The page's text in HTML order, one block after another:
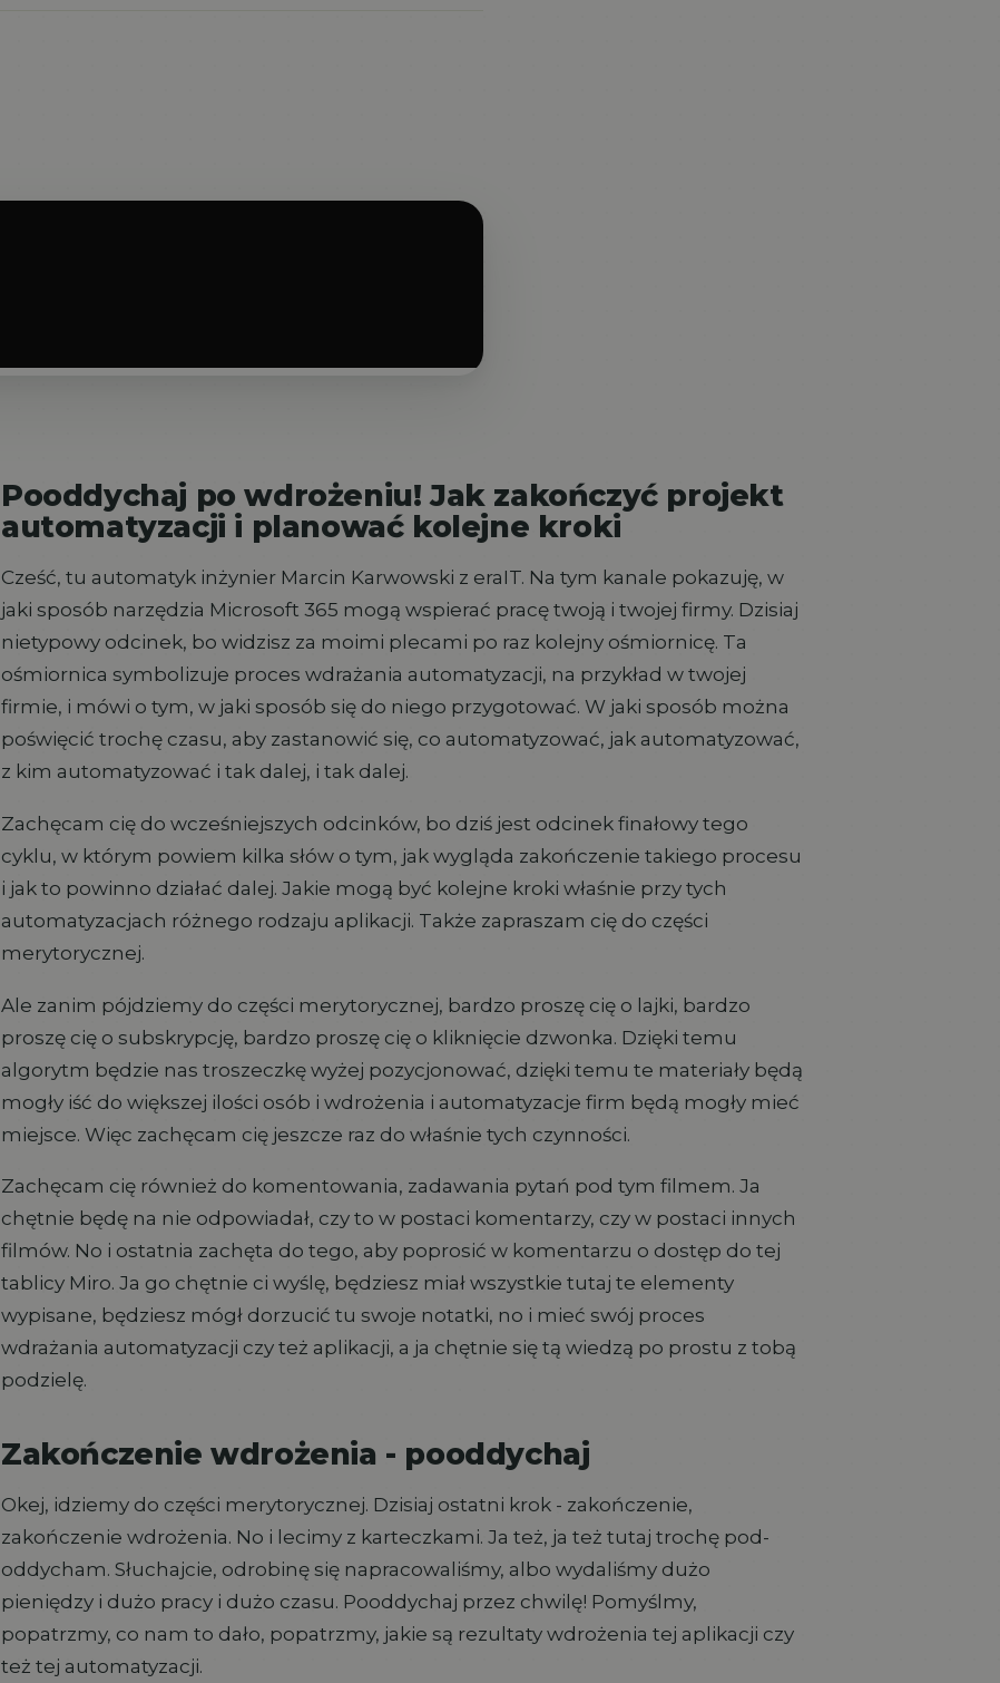
Pooddychaj po wdrożeniu! Jak zakończyć projekt
automatyzacji i planować kolejne kroki
Cześć, tu automatyk inżynier Marcin Karwowski z eraIT. Na tym kanale pokazuję, w
jaki sposób narzędzia Microsoft 365 mogą wspierać pracę twoją i twojej firmy. Dzisiaj
nietypowy odcinek, bo widzisz za moimi plecami po raz kolejny ośmiornicę. Ta
ośmiornica symbolizuje proces wdrażania automatyzacji, na przykład w twojej
firmie, i mówi o tym, w jaki sposób się do niego przygotować. W jaki sposób można
poświęcić trochę czasu, aby zastanowić się, co automatyzować, jak automatyzować,
z kim automatyzować i tak dalej, i tak dalej.
Zachęcam cię do wcześniejszych odcinków, bo dziś jest odcinek finałowy tego
cyklu, w którym powiem kilka słów o tym, jak wygląda zakończenie takiego procesu
i jak to powinno działać dalej. Jakie mogą być kolejne kroki właśnie przy tych
automatyzacjach różnego rodzaju aplikacji. Także zapraszam cię do części
merytorycznej.
Ale zanim pójdziemy do części merytorycznej, bardzo proszę cię o lajki, bardzo
proszę cię o subskrypcję, bardzo proszę cię o kliknięcie dzwonka. Dzięki temu
algorytm będzie nas troszeczkę wyżej pozycjonować, dzięki temu te materiały będą
mogły iść do większej ilości osób i wdrożenia i automatyzacje firm będą mogły mieć
miejsce. Więc zachęcam cię jeszcze raz do właśnie tych czynności.
Zachęcam cię również do komentowania, zadawania pytań pod tym filmem. Ja
chętnie będę na nie odpowiadał, czy to w postaci komentarzy, czy w postaci innych
filmów. No i ostatnia zachęta do tego, aby poprosić w komentarzu o dostęp do tej
tablicy Miro. Ja go chętnie ci wyślę, będziesz miał wszystkie tutaj te elementy
wypisane, będziesz mógł dorzucić tu swoje notatki, no i mieć swój proces
wdrażania automatyzacji czy też aplikacji, a ja chętnie się tą wiedzą po prostu z tobą
podzielę.
Zakończenie wdrożenia - pooddychaj
Okej, idziemy do części merytorycznej. Dzisiaj ostatni krok - zakończenie,
zakończenie wdrożenia. No i lecimy z karteczkami. Ja też, ja też tutaj trochę pod-
oddycham. Słuchajcie, odrobinę się napracowaliśmy, albo wydaliśmy dużo
pieniędzy i dużo pracy i dużo czasu. Pooddychaj przez chwilę! Pomyślmy,
popatrzmy, co nam to dało, popatrzmy, jakie są rezultaty wdrożenia tej aplikacji czy
też tej automatyzacji.